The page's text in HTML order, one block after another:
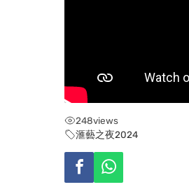
248views
滙藝之夜2024